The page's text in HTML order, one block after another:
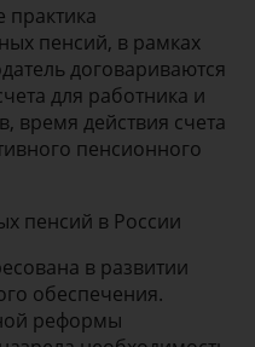
практика
пенсий, в рамках
договариваются
для работника и
время действия счета
пенсионного
пенсий в России
в развитии
обеспечения.
реформы